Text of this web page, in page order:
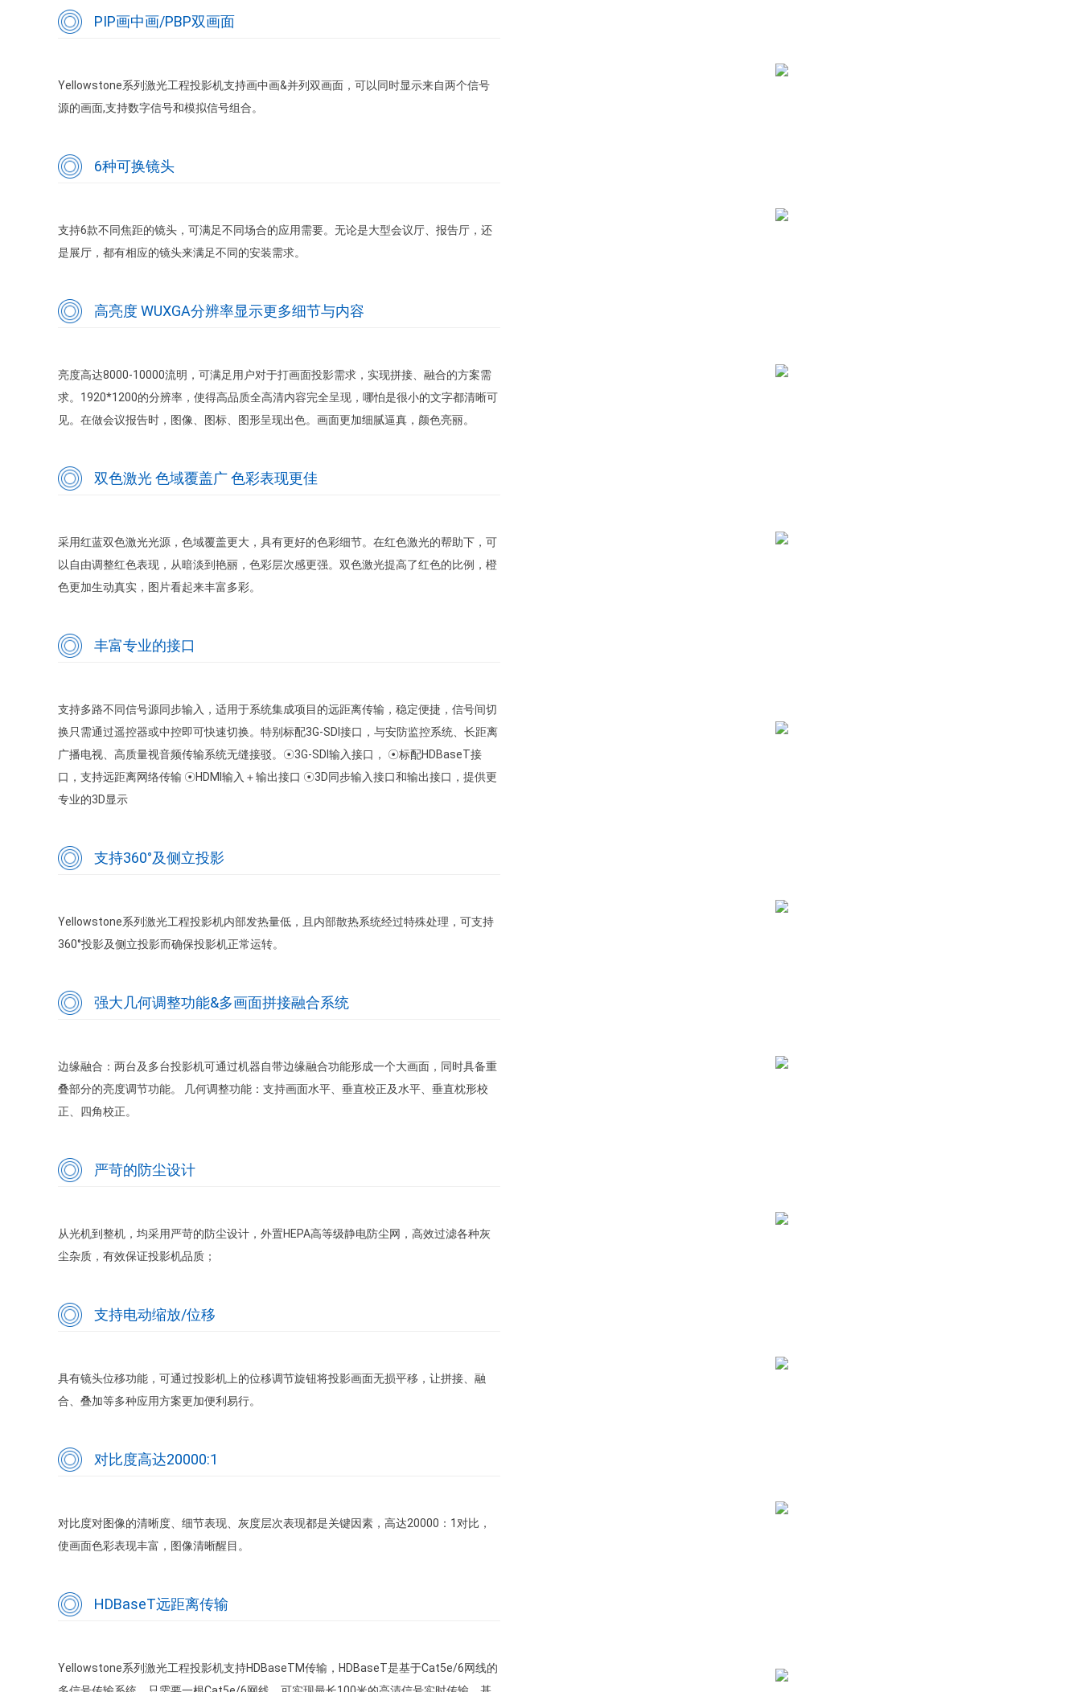
PIP画中画/PBP双画面
Yellowstone系列激光工程投影机支持画中画&并列双画面，可以同时显示来自两个信号
源的画面,支持数字信号和模拟信号组合。
6种可换镜头
支持6款不同焦距的镜头，可满足不同场合的应用需要。无论是大型会议厅、报告厅，还
是展厅，都有相应的镜头来满足不同的安装需求。
高亮度 WUXGA分辨率显示更多细节与内容
亮度高达8000-10000流明，可满足用户对于打画面投影需求，实现拼接、融合的方案需
求。1920*1200的分辨率，使得高品质全高清内容完全呈现，哪怕是很小的文字都清晰可
见。在做会议报告时，图像、图标、图形呈现出色。画面更加细腻逼真，颜色亮丽。
双色激光 色域覆盖广 色彩表现更佳
采用红蓝双色激光光源，色域覆盖更大，具有更好的色彩细节。在红色激光的帮助下，可
以自由调整红色表现，从暗淡到艳丽，色彩层次感更强。双色激光提高了红色的比例，橙
色更加生动真实，图片看起来丰富多彩。
丰富专业的接口
支持多路不同信号源同步输入，适用于系统集成项目的远距离传输，稳定便捷，信号间切
换只需通过遥控器或中控即可快速切换。特别标配3G-SDI接口，与安防监控系统、长距离
广播电视、高质量视音频传输系统无缝接驳。☉3G-SDI输入接口， ☉标配HDBaseT接
口，支持远距离网络传输 ☉HDMI输入＋输出接口 ☉3D同步输入接口和输出接口，提供更
专业的3D显示
支持360°及侧立投影
Yellowstone系列激光工程投影机内部发热量低，且内部散热系统经过特殊处理，可支持
360°投影及侧立投影而确保投影机正常运转。
强大几何调整功能&多画面拼接融合系统
边缘融合：两台及多台投影机可通过机器自带边缘融合功能形成一个大画面，同时具备重
叠部分的亮度调节功能。 几何调整功能：支持画面水平、垂直校正及水平、垂直枕形校
正、四角校正。
严苛的防尘设计
从光机到整机，均采用严苛的防尘设计，外置HEPA高等级静电防尘网，高效过滤各种灰
尘杂质，有效保证投影机品质；
支持电动缩放/位移
具有镜头位移功能，可通过投影机上的位移调节旋钮将投影画面无损平移，让拼接、融
合、叠加等多种应用方案更加便利易行。
对比度高达20000:1
对比度对图像的清晰度、细节表现、灰度层次表现都是关键因素，高达20000：1对比，
使画面色彩表现丰富，图像清晰醒目。
HDBaseT远距离传输
Yellowstone系列激光工程投影机支持HDBaseTM传输，HDBaseT是基于Cat5e/6网线的